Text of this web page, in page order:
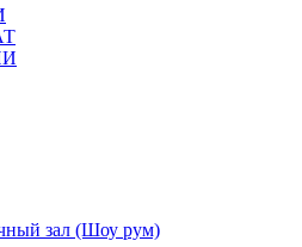
зал (Шоу рум)